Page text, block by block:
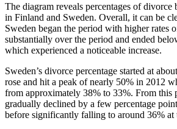
The diagram reveals percentages of divorce
in Finland and Sweden. Overall, it can be
Sweden began the period with higher rates
substantially over the period and ended
which experienced a noticeable increase.
Sweden’s divorce percentage started at
rose and hit a peak of nearly 50% in 2012
from approximately 38% to 33%. From this
gradually declined by a few percentage
before significantly falling to around 36% at